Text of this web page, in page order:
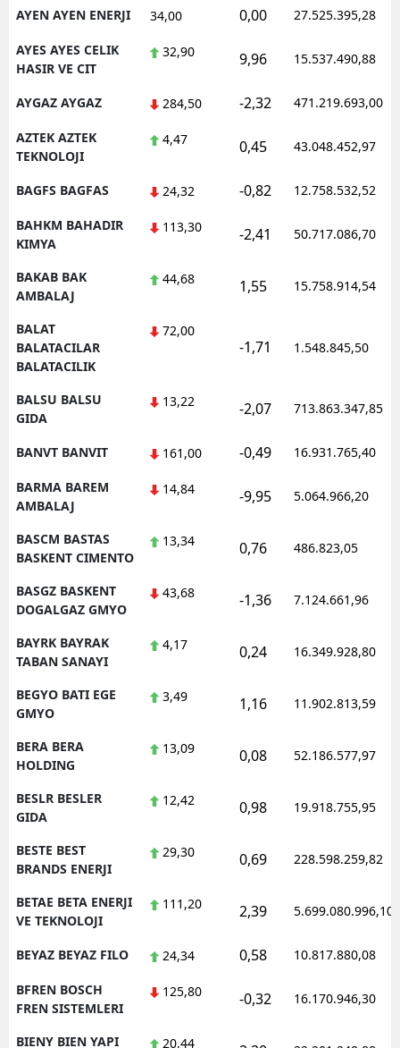
AYEN AYEN ENERJI 34,00 0,00 27.525.395,28
AYES AYES CELIK
HASIR VE CIT
32,90 9,96 15.537.490,88
AYGAZ AYGAZ 284,50 -2,32 471.219.693,00
AZTEK AZTEK
TEKNOLOJI
4,47 0,45 43.048.452,97
BAGFS BAGFAS 24,32 -0,82 12.758.532,52
BAHKM BAHADIR
KIMYA
113,30 -2,41 50.717.086,70
BAKAB BAK
AMBALAJ
44,68 1,55 15.758.914,54
BALAT
BALATACILAR
BALATACILIK
72,00
-1,71 1.548.845,50
BALSU BALSU
GIDA
13,22 -2,07 713.863.347,85
BANVT BANVIT 161,00 -0,49 16.931.765,40
BARMA BAREM
AMBALAJ
14,84 -9,95 5.064.966,20
BASCM BASTAS
BASKENT CIMENTO
13,34 0,76 486.823,05
BASGZ BASKENT
DOGALGAZ GMYO
43,68 -1,36 7.124.661,96
BAYRK BAYRAK
TABAN SANAYI
4,17 0,24 16.349.928,80
BEGYO BATI EGE
GMYO
3,49 1,16 11.902.813,59
BERA BERA
HOLDING
13,09 0,08 52.186.577,97
BESLR BESLER
GIDA
12,42 0,98 19.918.755,95
BESTE BEST
BRANDS ENERJI
29,30 0,69 228.598.259,82
BETAE BETA ENERJI
VE TEKNOLOJI
111,20 2,39 5.699.080.996,10
BEYAZ BEYAZ FILO 24,34 0,58 10.817.880,08
BFREN BOSCH
FREN SISTEMLERI
125,80 -0,32 16.170.946,30
BIENY BIEN YAPI
20,44